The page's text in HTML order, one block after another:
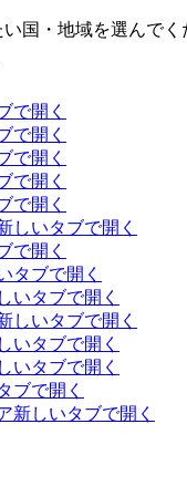
国・地域を選んでく
で開く
で開く
で開く
で開く
で開く
しいタブで開く
で開く
タブで開く
いタブで開く
しいタブで開く
いタブで開く
いタブで開く
ブで開く
新しいタブで開く